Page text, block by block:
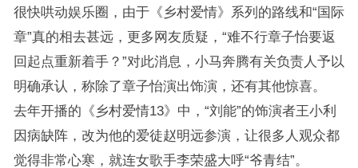
很快哄动娱乐圈，由于《乡村爱情》系列的路线和“国际
章”真的相去甚远，更多网友质疑，“难不行章子怡要返
回起点重新着手？”对此消息，小马奔腾有关负责人予以
明确承认，称除了章子怡演出饰演，还有其他惊喜。
去年开播的《乡村爱情13》中，“刘能”的饰演者王小利
因病缺阵，改为他的爱徒赵明远参演，让很多人观众都
觉得非常心寒，就连女歌手李荣盛大呼“爷青结”。